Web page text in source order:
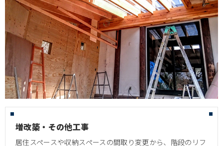
増改築・その他工事
居住スペースや収納スペースの間取り変更から、階段のリフ